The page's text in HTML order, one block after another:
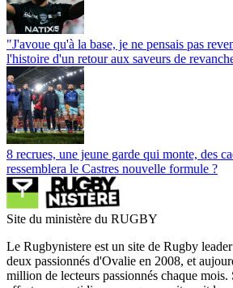
"J'avoue qu'à la base, je ne pensais pas
l'histoire d'un retour aux saveurs de
8 recrues, une jeune garde qui monte, des
ressemblera le Castres nouvelle formule ?
Site du ministère du RUGBY
Le Rugbynistere est un site de Rugby
deux passionnés d'Ovalie en 2008, et
million de lecteurs passionnés chaque mois.